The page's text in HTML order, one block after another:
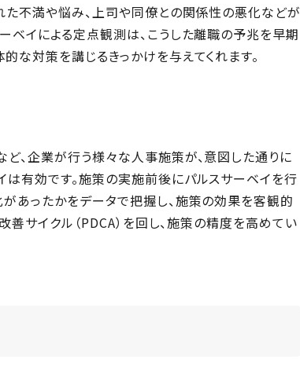
た不満や悩み、上司や同僚との関係性の悪化などが
ベイによる定点観測は、こうした離職の予兆を早期
な対策を講じるきっかけを与えてくれます。
、企業が行う様々な人事施策が、意図した通りに
有効です。施策の実施前後にパルスサーベイを行
あったかをデータで把握し、施策の効果を客観的
善サイクル（PDCA）を回し、施策の精度を高めてい